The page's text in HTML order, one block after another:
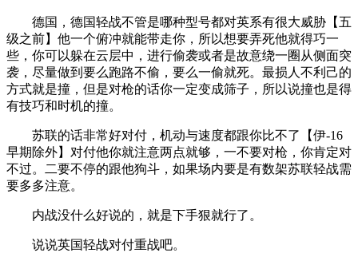
德国，德国轻战不管是哪种型号都对英系有很大威胁【五
级之前】他一个俯冲就能带走你，所以想要弄死他就得巧一
些，你可以躲在云层中，进行偷袭或者是故意绕一圈从侧面突
袭，尽量做到要么跑路不偷，要么一偷就死。最损人不利己的
方式就是撞，但是对枪的话你一定变成筛子，所以说撞也是得
有技巧和时机的撞。
苏联的话非常好对付，机动与速度都跟你比不了【伊-16
早期除外】对付他你就注意两点就够，一不要对枪，你肯定对
不过。二要不停的跟他狗斗，如果场内要是有数架苏联轻战需
要多多注意。
内战没什么好说的，就是下手狠就行了。
说说英国轻战对付重战吧。